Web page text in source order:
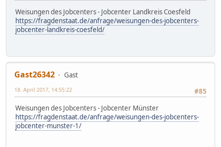
Weisungen des Jobcenters - Jobcenter Landkreis Coesfeld
https://fragdenstaat.de/anfrage/weisungen-des-jobcenters-
jobcenter-landkreis-coesfeld/
Gast26342
Gast
#85
18. April 2017, 14:55:22
Weisungen des Jobcenters - Jobcenter Münster
https://fragdenstaat.de/anfrage/weisungen-des-jobcenters-
jobcenter-munster-1/